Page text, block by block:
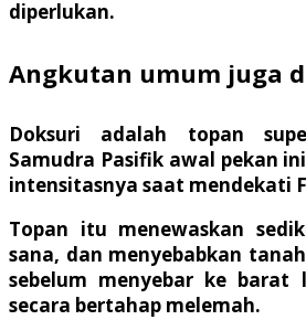
diperlukan.
Angkutan umum juga
Doksuri adalah topan
Samudra Pasifik awal pekan
intensitasnya saat mendekati
Topan itu menewaskan
sana, dan menyebabkan
sebelum menyebar ke
secara bertahap melemah.